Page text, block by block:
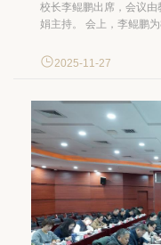
校长李鲲鹏出席，会议
娟主持。 会上，李鲲鹏为8位新聘教学督导郑重颁发聘书，欢迎他们
力。同时，他为2024至
2025-11-27